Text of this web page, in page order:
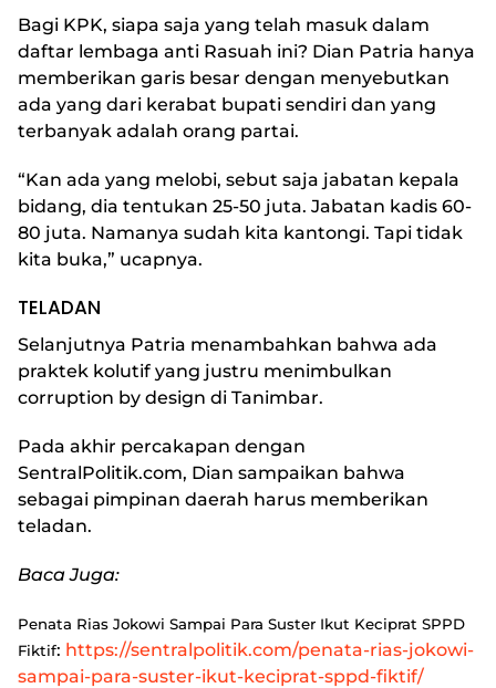
Bagi KPK, siapa saja yang telah masuk dalam
daftar lembaga anti Rasuah ini? Dian Patria hanya
memberikan garis besar dengan menyebutkan
ada yang dari kerabat bupati sendiri dan yang
terbanyak adalah orang partai.
“Kan ada yang melobi, sebut saja jabatan kepala
bidang, dia tentukan 25-50 juta. Jabatan kadis 60-
80 juta. Namanya sudah kita kantongi. Tapi tidak
kita buka,” ucapnya.
TELADAN
Selanjutnya Patria menambahkan bahwa ada
praktek kolutif yang justru menimbulkan
corruption by design di Tanimbar.
Pada akhir percakapan dengan
SentralPolitik.com, Dian sampaikan bahwa
sebagai pimpinan daerah harus memberikan
teladan.
Baca Juga:
Penata Rias Jokowi Sampai Para Suster Ikut Keciprat SPPD
Fiktif: https://sentralpolitik.com/penata-rias-jokowi-
sampai-para-suster-ikut-keciprat-sppd-fiktif/